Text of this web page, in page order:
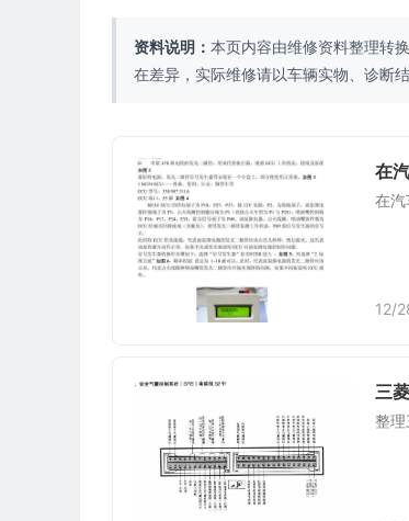
资料说明： 本页内容由维修资料整理转
在差异，实际维修请以车辆实物、诊断
在
在汽
12/
三
整理